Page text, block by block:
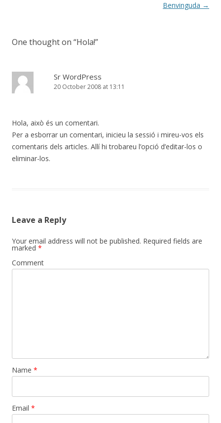
Benvinguda →
One thought on “Hola!”
Sr WordPress
20 October 2008 at 13:11
Hola, això és un comentari.
Per a esborrar un comentari, inicieu la sessió i mireu-vos els
comentaris dels articles. Allí hi trobareu l’opció d’editar-los o
eliminar-los.
Leave a Reply
Your email address will not be published. Required fields are
marked *
Comment
Name *
Email *